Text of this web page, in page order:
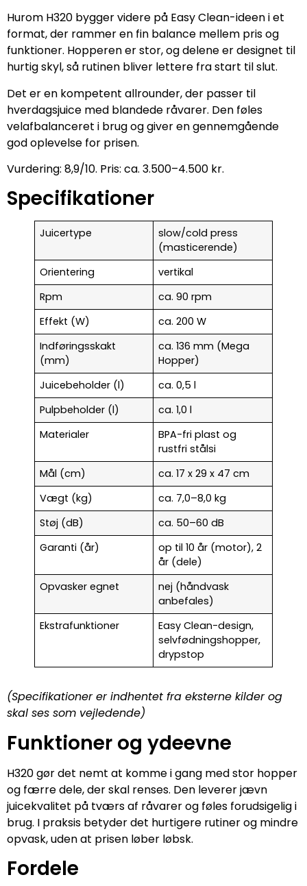
Hurom H320 bygger videre på Easy Clean-ideen i et
format, der rammer en fin balance mellem pris og
funktioner. Hopperen er stor, og delene er designet til
hurtig skyl, så rutinen bliver lettere fra start til slut.
Det er en kompetent allrounder, der passer til
hverdagsjuice med blandede råvarer. Den føles
velafbalanceret i brug og giver en gennemgående
god oplevelse for prisen.
Vurdering: 8,9/10. Pris: ca. 3.500–4.500 kr.
Specifikationer
Juicertype
slow/cold press
(masticerende)
Orientering
vertikal
Rpm
ca. 90 rpm
Effekt (W)
ca. 200 W
Indføringsskakt
(mm)
ca. 136 mm (Mega
Hopper)
Juicebeholder (l)
ca. 0,5 l
Pulpbeholder (l)
ca. 1,0 l
Materialer
BPA-fri plast og
rustfri stålsi
Mål (cm)
ca. 17 x 29 x 47 cm
Vægt (kg)
ca. 7,0–8,0 kg
Støj (dB)
ca. 50–60 dB
Garanti (år)
op til 10 år (motor), 2
år (dele)
Opvasker egnet
nej (håndvask
anbefales)
Ekstrafunktioner
Easy Clean-design,
selvfødningshopper,
drypstop
(Specifikationer er indhentet fra eksterne kilder og
skal ses som vejledende)
Funktioner og ydeevne
H320 gør det nemt at komme i gang med stor hopper
og færre dele, der skal renses. Den leverer jævn
juicekvalitet på tværs af råvarer og føles forudsigelig i
brug. I praksis betyder det hurtigere rutiner og mindre
opvask, uden at prisen løber løbsk.
Fordele